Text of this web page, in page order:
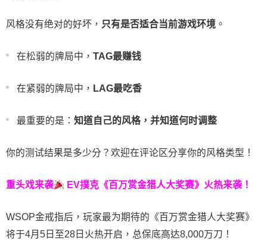
风格没有绝对的好坏， 只有是否适合当前游戏环境 。
在松弱的牌局中， TAG最赚钱
在紧弱的牌局中， LAG最吃香
最重要的是： 知道自己的风格，并知道何时调整
你的测试结果是多少分？欢迎在评论区分享你的风格类型！
重头戏来袭 EV撲克《百万赏金猎人大奖赛》 火热来袭！
WSOP金戒指后，玩家最为期待的《百万赏金猎人大奖赛》
将于4月5日至28日火热开启，总保底高达8,000万刀！